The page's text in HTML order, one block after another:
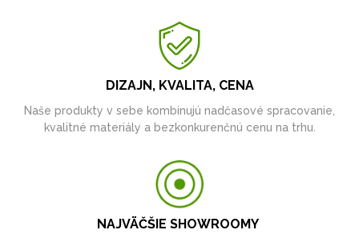
DIZAJN, KVALITA, CENA
Naše produkty v sebe kombinujú nadčasové spracovanie,
kvalitné materiály a bezkonkurenčnú cenu na trhu.
NAJVÄČŠIE SHOWROOMY